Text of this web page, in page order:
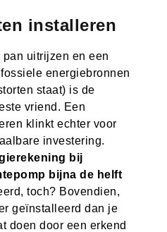
installeren
uitrijzen en een
energiebronnen
staat) is de
vriend. Een
klinkt echter voor
investering.
bij
bijna de helft
toch? Bovendien,
geïnstalleerd dan je
doen door een erkend